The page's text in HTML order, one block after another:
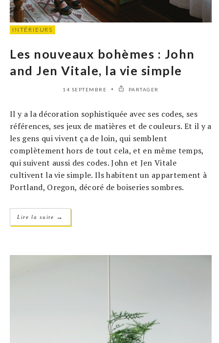
INTÉRIEURS
Les nouveaux bohèmes : John
and Jen Vitale, la vie simple
14 SEPTEMBRE PARTAGER
Il y a la décoration sophistiquée avec ses codes, ses
références, ses jeux de matières et de couleurs. Et il y a
les gens qui vivent ça de loin, qui semblent
complètement hors de tout cela, et en même temps,
qui suivent aussi des codes. John et Jen Vitale
cultivent la vie simple. Ils habitent un appartement à
Portland, Oregon, décoré de boiseries sombres.
Lire la suite →